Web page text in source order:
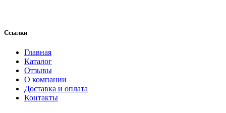
Ссылки
Главная
Каталог
Отзывы
О компании
Доставка и оплата
Контакты